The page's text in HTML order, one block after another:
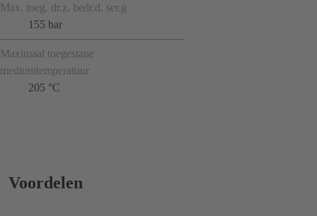
Max. toeg. dr.z. bedr.d. ser.g
155 bar
Maximaal toegestane
mediumtemperatuur
205 °C
Voordelen